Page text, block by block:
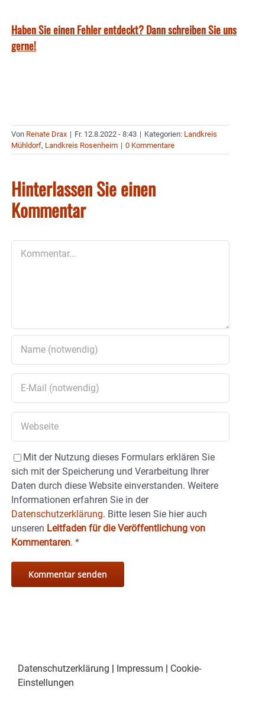
Haben Sie einen Fehler entdeckt? Dann schreiben Sie uns
gerne!
Von Renate Drax | Fr. 12.8.2022 - 8:43 | Kategorien: Landkreis
Mühldorf, Landkreis Rosenheim | 0 Kommentare
Hinterlassen Sie einen
Kommentar
Mit der Nutzung dieses Formulars erklären Sie
sich mit der Speicherung und Verarbeitung Ihrer
Daten durch diese Website einverstanden. Weitere
Informationen erfahren Sie in der
Datenschutzerklärung. Bitte lesen Sie hier auch
unseren Leitfaden für die Veröffentlichung von
Kommentaren. *
Datenschutzerklärung | Impressum | Cookie-
Einstellungen